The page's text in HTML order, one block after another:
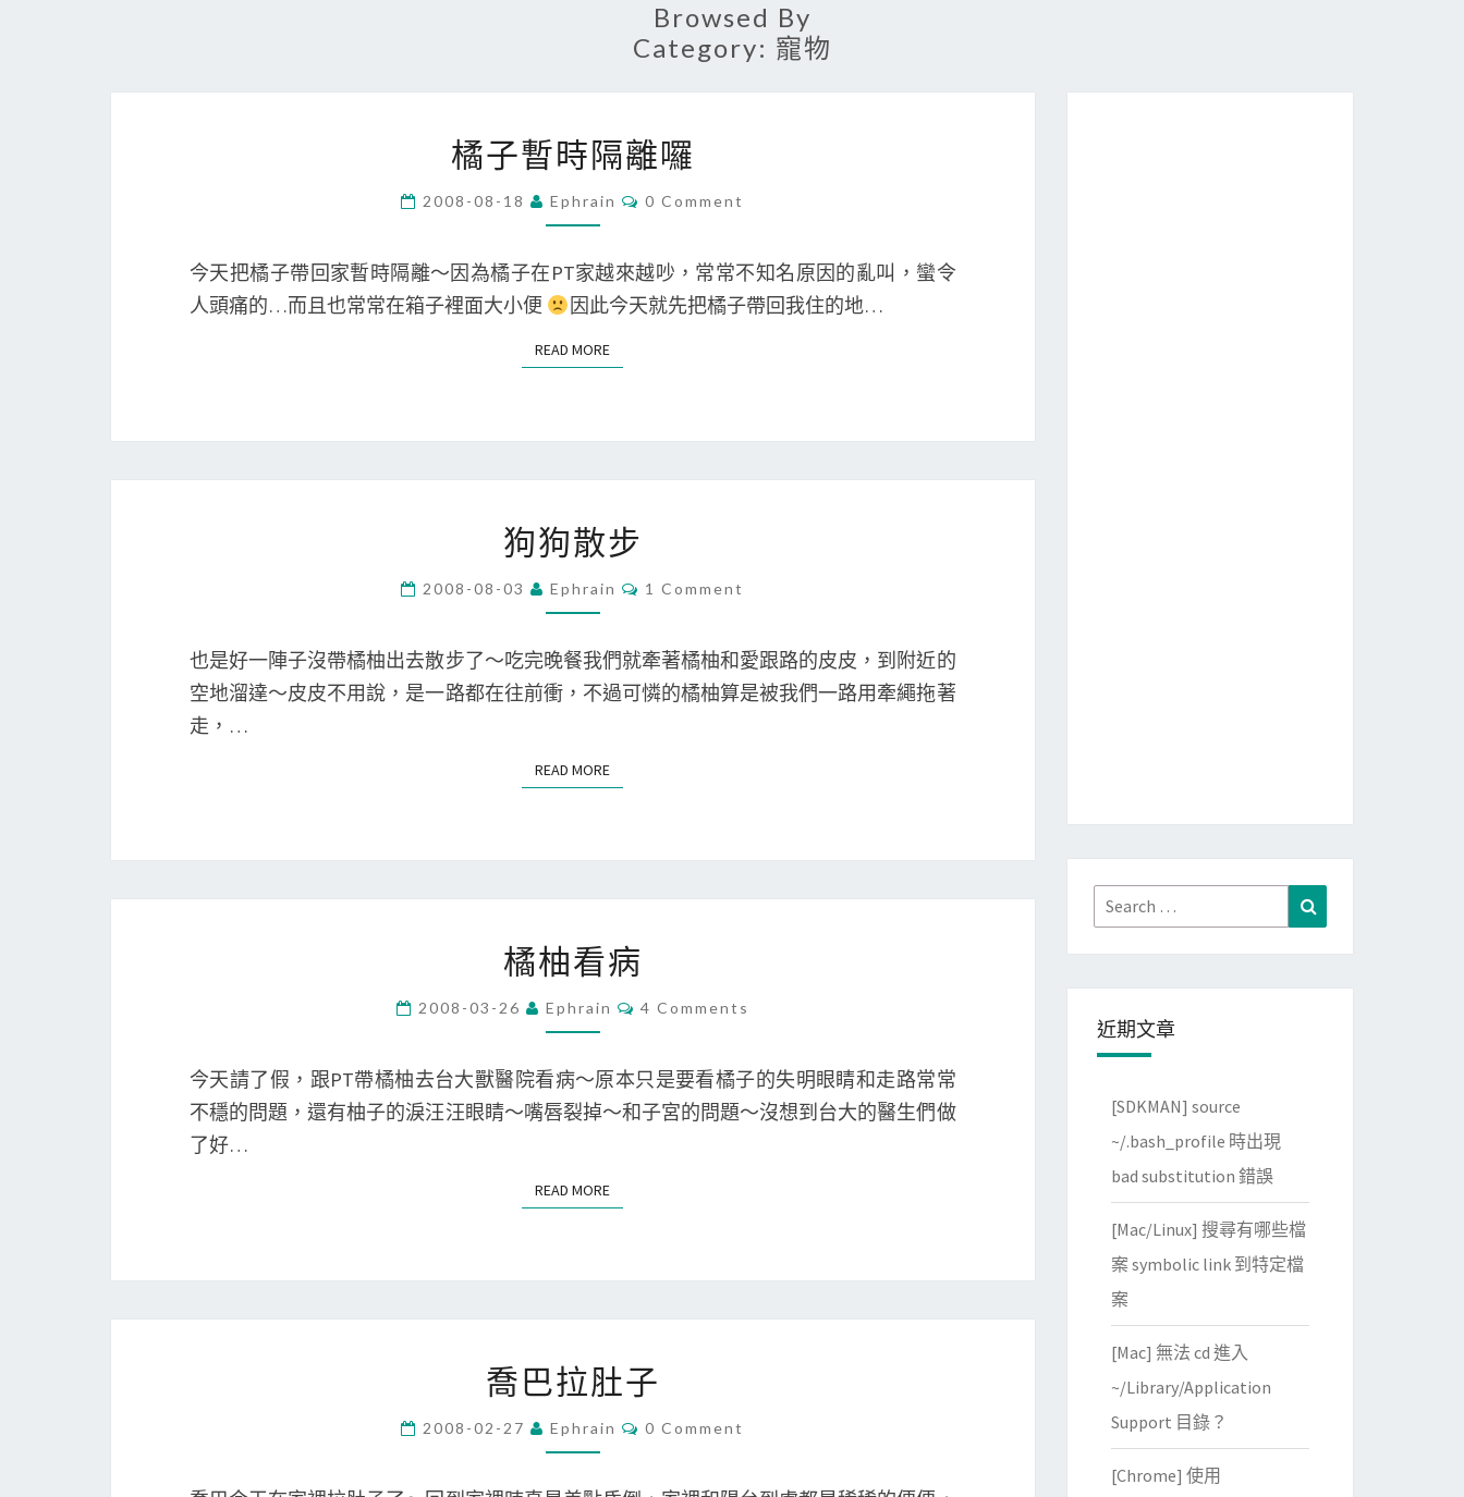
Browsed By
Category: 寵物
子
暫
時
隔
離
橘子暫時隔離囉
2008-08-18 Ephrain
C
E
N
T
S
0 Comment
今天把橘子帶回家暫時隔離～因為橘子在PT家越來越吵，常常不知名原因的亂叫，蠻令
人頭痛的…而且也常常在箱子裡面大小便
因此今天就先把橘子帶回我住的地…
READ MORE
狗
散
步
狗狗散步
2008-08-03 Ephrain
C
E
N
T
S
1 Comment
也是好一陣子沒帶橘柚出去散步了～吃完晚餐我們就牽著橘柚和愛跟路的皮皮，到附近的
空地溜達～皮皮不用說，是一路都在往前衝，不過可憐的橘柚算是被我們一路用牽繩拖著
走，…
READ MORE
柚
看
病
橘柚看病
2008-03-26 Ephrain
C
E
N
T
S
4 Comments
今天請了假，跟PT帶橘柚去台大獸醫院看病～原本只是要看橘子的失明眼睛和走路常常
不穩的問題，還有柚子的淚汪汪眼睛～嘴唇裂掉～和子宮的問題～沒想到台大的醫生們做
了好…
READ MORE
巴
拉
肚
子
喬巴拉肚子
2008-02-27 Ephrain
C
0 Comment
Search
for:
近期文章
[SDKMAN] source
~/.bash_profile 時出現
bad substitution 錯誤
[Mac/Linux] 搜尋有哪些檔
案 symbolic link 到特定檔
案
[Mac] 無法 cd 進入
~/Library/Application
Support 目錄？
[Chrome] 使用